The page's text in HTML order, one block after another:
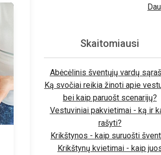
Skaitomiausi
Abėcėlinis šventųjų vardų
Ką svočiai reikia žinoti apie
bei kaip paruošt scenarijų?
Vestuviniai pakvietimai - ką ir
rašyti?
Krikštynos - kaip suruošti
Krikštynų kvietimai - kaip